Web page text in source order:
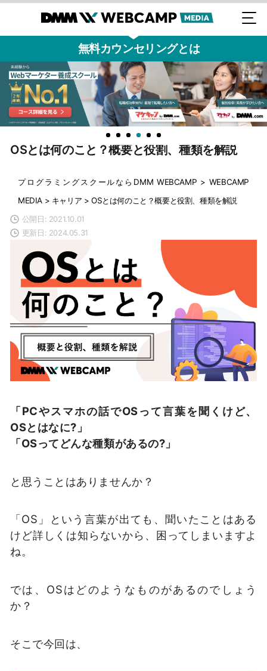
無料カウンセリングとは
OSとは何のこと？概要と役割、種類を解説
プログラミングスクールならDMM WEBCAMP > WEBCAMP
MEDIA > キャリア >OSとは何のこと？概要と役割、種類を解説
公開日: 2021.10.01
更新日: 2024.05.31
「PCやスマホの話でOSって言葉を聞くけど、
OSとはなに?」
「OSってどんな種類があるの?」
と思うことはありませんか？
「OS」という言葉が出ても、聞いたことはある
けど詳しくは知らないから、困ってしまいますよ
ね。
では、OSはどのようなものがあるのでしょう
か？
そこで今回は、